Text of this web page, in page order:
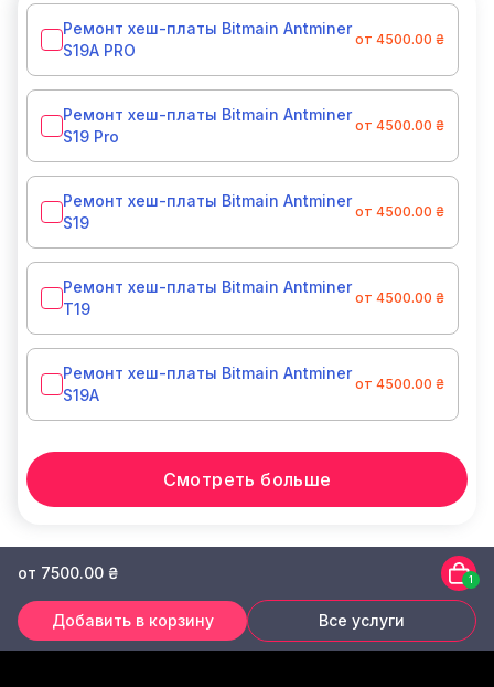
Ремонт хеш-платы Bitmain Antminer
S19A PRO
от 4500.00 ₴
Ремонт хеш-платы Bitmain Antminer
S19 Pro
от 4500.00 ₴
Ремонт хеш-платы Bitmain Antminer
S19
от 4500.00 ₴
Ремонт хеш-платы Bitmain Antminer
T19
от 4500.00 ₴
Ремонт хеш-платы Bitmain Antminer
S19A
от 4500.00 ₴
Смотреть больше
от 7500.00 ₴ 1
Добавить в корзину Все услуги